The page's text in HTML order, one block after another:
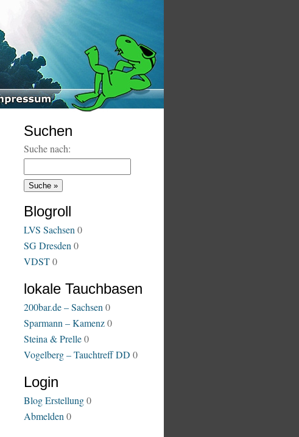
Suchen
Suche nach:
Blogroll
LVS Sachsen 0
SG Dresden 0
VDST0
lokale Tauchbasen
200bar.de – Sachsen 0
Sparmann – Kamenz0
Steina & Prelle0
Vogelberg – Tauchtreff DD 0
Login
Blog Erstellung0
Abmelden 0